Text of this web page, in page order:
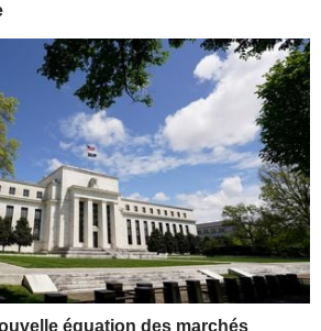
équation des marchés